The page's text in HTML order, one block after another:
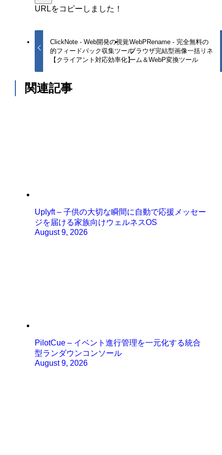
URLをコピーしました！
ClickNote - Web開発の視覚
的フィードバック収集ツール
【クライアント対応効率化】
WebPRename - 完全無料の
ブラウザ完結型画像一括リネ
ーム＆WebP変換ツール
関連記事
Uplyft – 子供の大切な瞬間に自動で応援メッセー
ジを届ける家族向けウェルネスOS
August 9, 2026
PilotCue – イベント進行管理を一元化する統合
型ランダウンコンソール
August 9, 2026